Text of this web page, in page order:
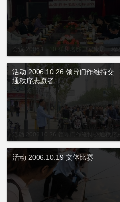
会议 2006.11.10 祥和名邸国家康居工程验
活动 2006.10.26 领导们作维持交通秩序志
活动 2006.10.26 领导们作维持交
通秩序志愿者
活动 2006.10.19 文体比赛